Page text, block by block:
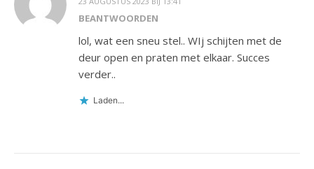
BEANTWOORDEN
lol, wat een sneu stel.. WIj schijten met de
deur open en praten met elkaar. Succes
verder..
Laden...